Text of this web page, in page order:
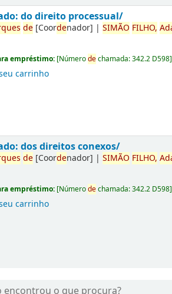
do direito processual/
de [Coordenador] |SIMÃO FILHO,
empréstimo: [Númerodechamada:342.2 D598
carrinho
dos direitos conexos/
de [Coordenador] |SIMÃO FILHO,
empréstimo: [Númerodechamada:342.2 D598
carrinho